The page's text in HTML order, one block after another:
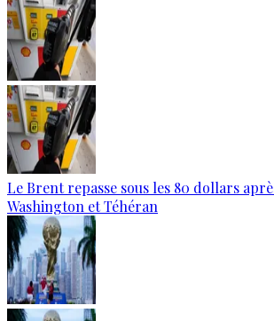
Le Brent repasse sous les 80 dollars
Washington et Téhéran